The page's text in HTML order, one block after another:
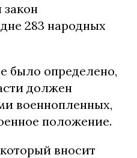
283 народных
было определено,
должен
военнопленных,
положение.
вносит